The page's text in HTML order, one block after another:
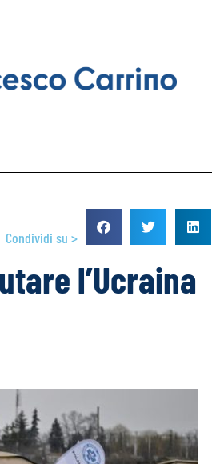
Condividi su >
l’Ucraina